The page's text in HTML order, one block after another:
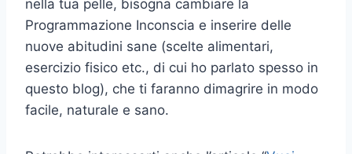
nella tua pelle, bisogna cambiare la
Programmazione Inconscia e inserire delle
nuove abitudini sane (scelte alimentari,
esercizio fisico etc., di cui ho parlato spesso in
questo blog), che ti faranno dimagrire in modo
facile, naturale e sano.